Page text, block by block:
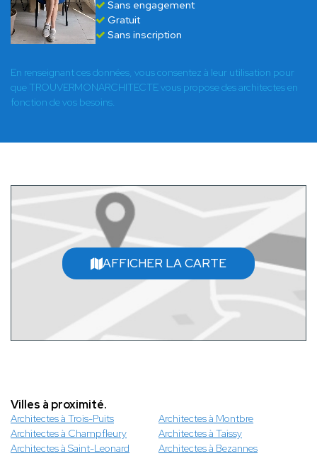
Sans engagement
Gratuit
Sans inscription
En renseignant ces données, vous consentez à leur utilisation pour
que TROUVERMONARCHITECTE vous propose des architectes en
fonction de vos besoins.
AFFICHER LA CARTE
Villes à proximité.
Architectes à Trois-Puits
Architectes à Montbre
Architectes à Champfleury
Architectes à Taissy
Architectes à Saint-Leonard
Architectes à Bezannes